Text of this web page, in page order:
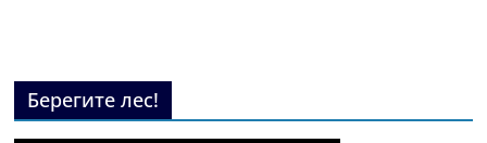
Берегите лес!